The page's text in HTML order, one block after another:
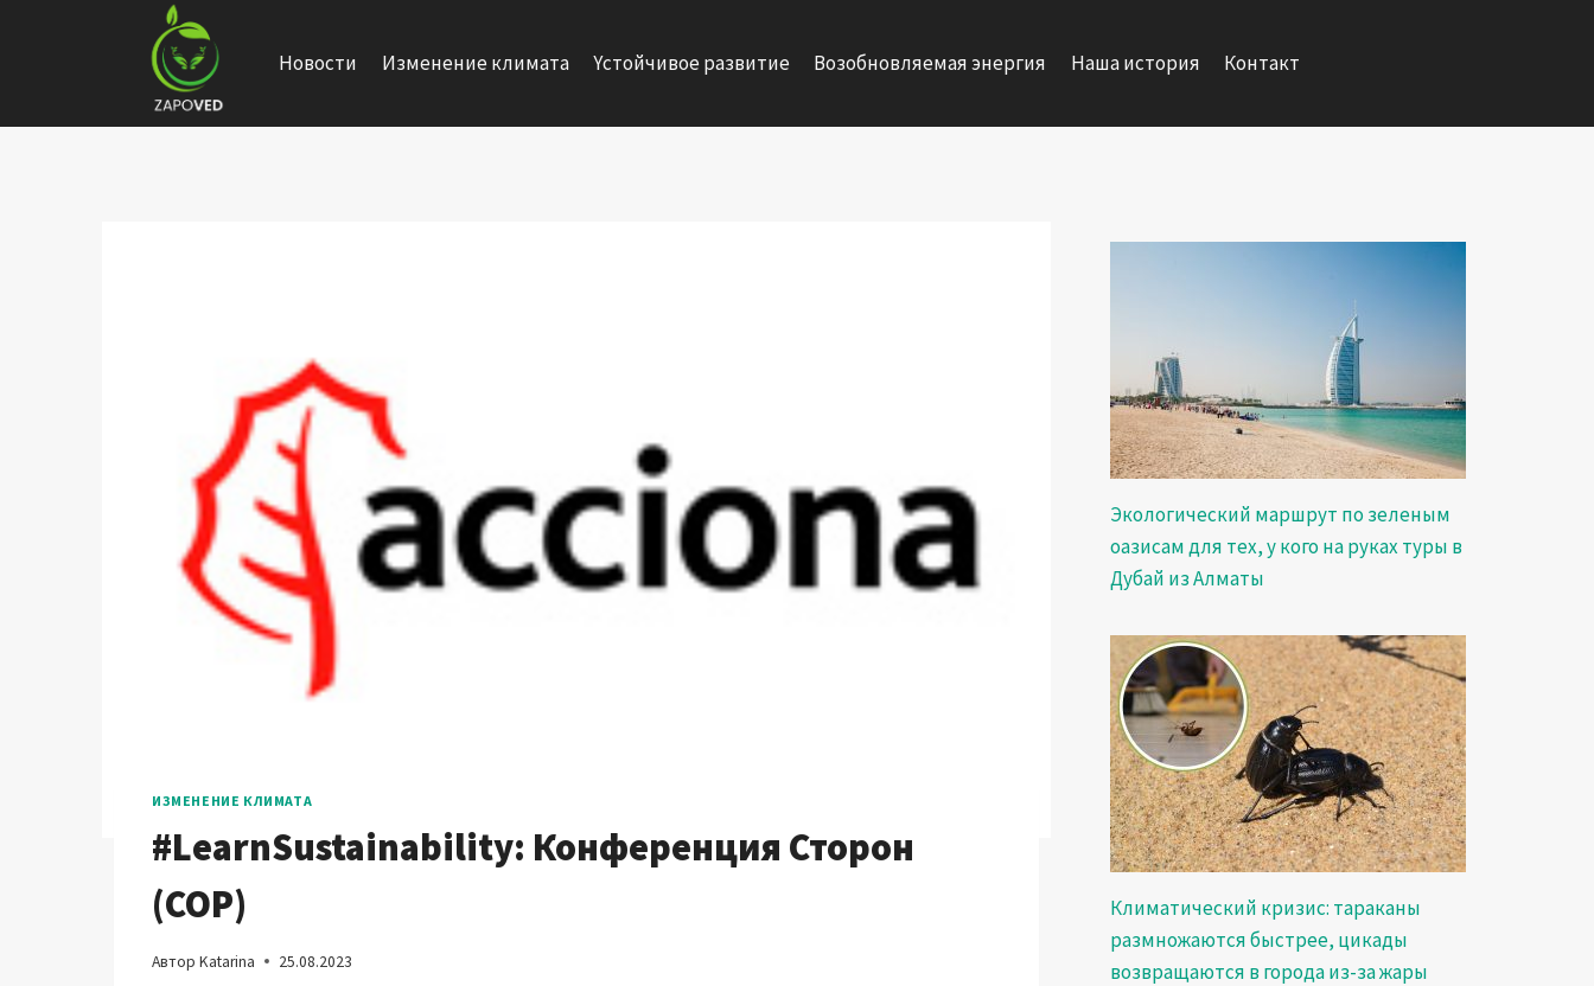
Новости Изменение климата Yстойчивое развитие Возобновляемая энергия Наша история Контакт
ИЗМЕНЕНИЕ КЛИМАТА
#LearnSustainability: Конференция Сторон
(COP)
Автор Katarina 25.08.2023
Экологический маршрут по зеленым
оазисам для тех, у кого на руках туры в
Дубай из Алматы
Климатический кризис: тараканы
размножаются быстрее, цикады
возвращаются в города из-за жары